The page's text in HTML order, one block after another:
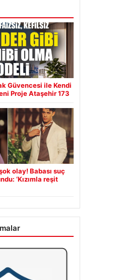
Güvencesi ile Kendi
Proje Ataşehir 173
olay! Babası suç
‘Kızımla reşit